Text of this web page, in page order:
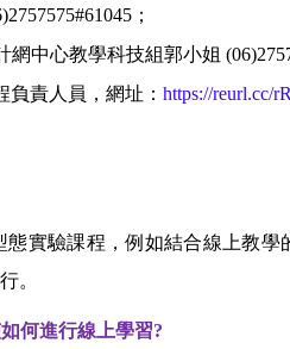
；
中心教學科技組郭小姐
責人員，網址： https://reurl.cc/
實驗課程，例如結合線上教學
。
何進行線上學習?